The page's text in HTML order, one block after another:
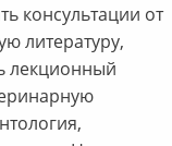
консультации от
литературу,
лекционный